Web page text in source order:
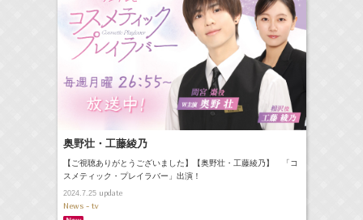
奥野壮・工藤綾乃
【ご視聴ありがとうございました】【奥野壮・工藤綾乃】 「コ
スメティック・プレイラバー」出演！
2024.7.25update
News - tv